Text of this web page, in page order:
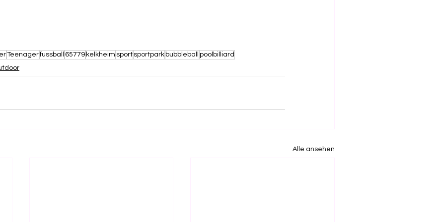
Teenagerfussball 65779 kelkheim sport sportpark bubbleball
poolbilliard
Alle ansehen